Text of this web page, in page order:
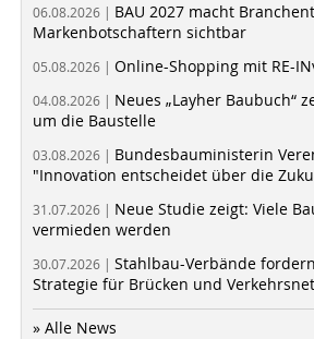
06.08.2026 | BAU 2027 macht
Markenbotschaftern sichtbar
05.08.2026 | Online-Shopping mit RE-
04.08.2026 | Neues „Layher Baubuch“
um die Baustelle
03.08.2026 | Bundesbauministerin
"Innovation entscheidet über die
31.07.2026 | Neue Studie zeigt: Viele
vermieden werden
30.07.2026 | Stahlbau-Verbände
Strategie für Brücken und
» Alle News